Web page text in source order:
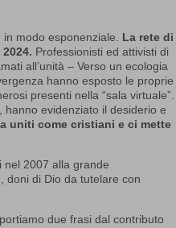
modo esponenziale. La rete di
Professionisti ed attivisti di
all’unità – Verso un ecologia
hanno esposto le proprie
presenti nella “sala virtuale”.
evidenziato il desiderio e
uniti come cristiani e ci mette
nel 2007 alla grande
doni di Dio da tutelare con
due frasi dal contributo